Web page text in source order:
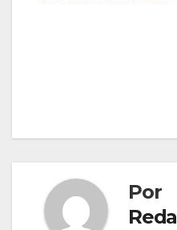
Por